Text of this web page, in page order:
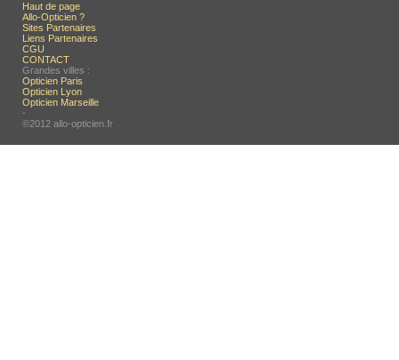
Haut de page
Allo-Opticien ?
Sites Partenaires
Liens Partenaires
CGU
CONTACT
Grandes villes :
Opticien Paris
Opticien Lyon
Opticien Marseille
-
©2012 allo-opticien.fr